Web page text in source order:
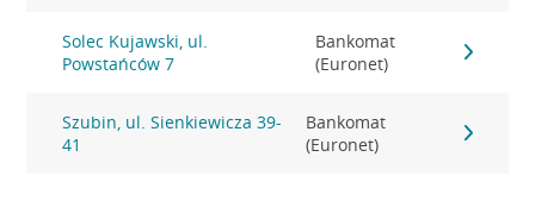
Solec Kujawski, ul.
Powstańców 7
Bankomat
(Euronet)
Szubin, ul. Sienkiewicza 39-
41
Bankomat
(Euronet)